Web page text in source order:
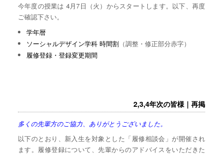
今年度の授業は 4月7日（火）からスタートします。以下、再度
ご確認下さい。
学年暦
ソーシャルデザイン学科 時間割 （調整・修正部分赤字）
履修登録・登録変更期間
2,3,4年次の皆様｜再掲
多くの先輩方のご協力、ありがとうございました。
以下のとおり、新入生を対象とした「履修相談会」が開催され
ます。履修登録について、先輩からのアドバイスをいただきた